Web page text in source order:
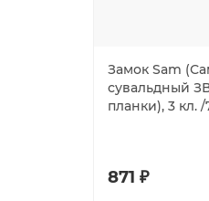
Замок Sam
сувальдный
планки), 3 кл. /
871 ₽